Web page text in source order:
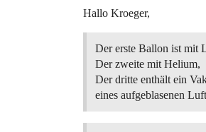
Hallo Kroeger,
Der erste Ballon ist mit
Der zweite mit Helium,
Der dritte enthält ein
eines aufgeblasenen